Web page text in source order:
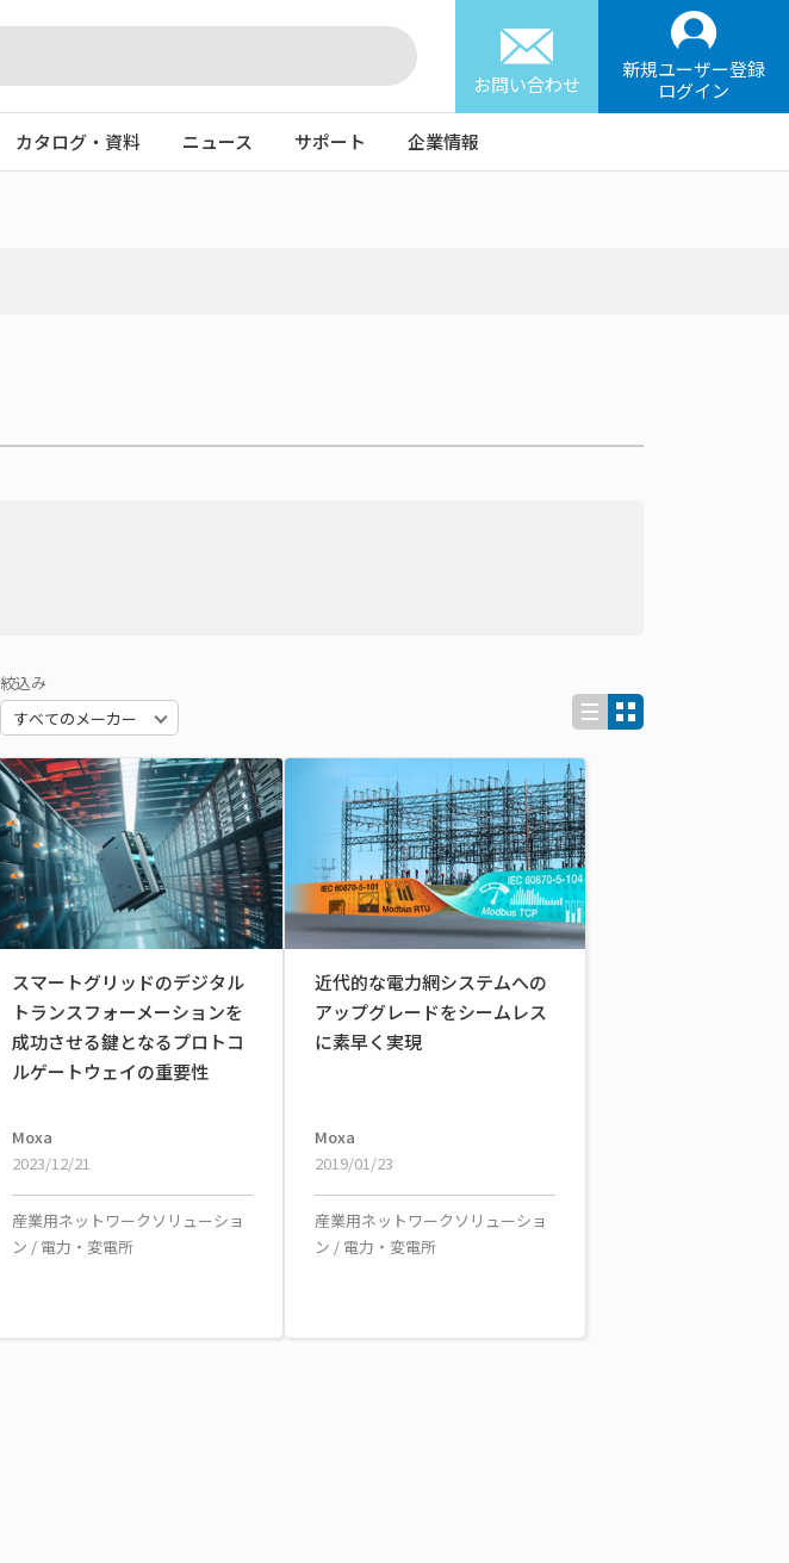
お問い合わせ
新規ユーザー登録
ログイン
カタログ・資料 ニュース サポート 企業情報
絞込み
スマートグリッドのデジタル
トランスフォーメーションを
成功させる鍵となるプロトコ
ルゲートウェイの重要性
Moxa
2023/12/21
産業用ネットワークソリューショ
ン / 電力・変電所
近代的な電力網システムへの
アップグレードをシームレス
に素早く実現
Moxa
2019/01/23
産業用ネットワークソリューショ
ン / 電力・変電所